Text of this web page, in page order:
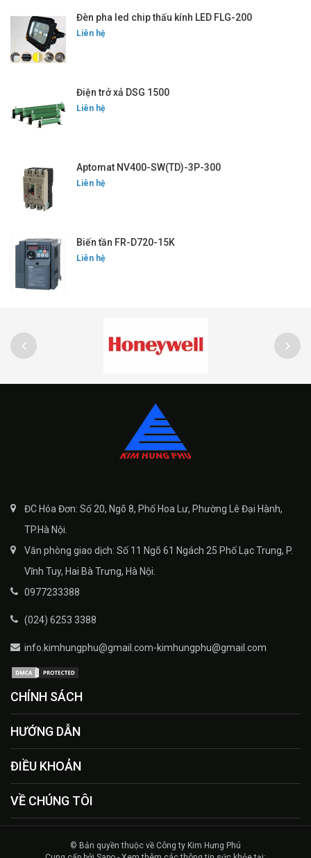
Đèn pha led chip thấu kính LED FLG-200
Liên hệ
Điện trở xả DSG 1500
Liên hệ
Aptomat NV400-SW(TD)-3P-300
Liên hệ
Biến tần FR-D720-15K
Liên hệ
ĐC Hóa Đơn: Số 20, Ngõ 8, Phố Hoa Lư, Phường Lê Đại Hành,
TP.Hà Nội.
Văn phòng giao dịch: Số 11 Ngõ 61 Ngách 25 Phố Lạc Trung, P.
Vĩnh Tuy, Hai Bà Trưng, Hà Nội.
0977233388
(024) 6253 3388
info.kimhungphu@gmail.com-kimhungphu@gmail.com
CHÍNH SÁCH
HƯỚNG DẪN
ĐIỀU KHOẢN
VỀ CHÚNG TÔI
© Bản quyền thuộc về Công ty Kim Hưng Phú